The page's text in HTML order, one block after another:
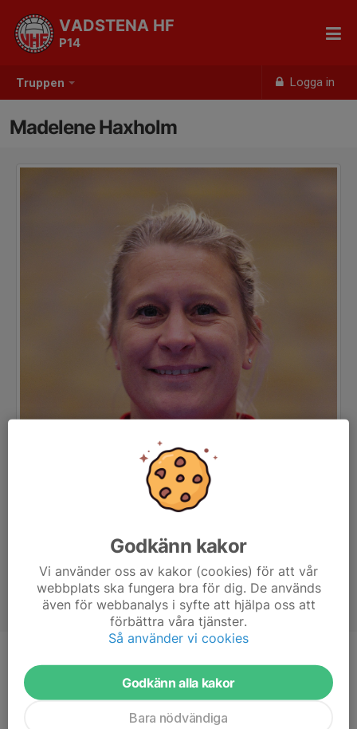
Truppen Logga in
VADSTENA HF
P14
Madelene Haxholm
Titel
Ålder
40 år
Godkänn kakor
Vi använder oss av kakor (cookies) för att vår
webbplats ska fungera bra för dig. De används
även för webbanalys i syfte att hjälpa oss att
förbättra våra tjänster.
Så använder vi cookies
Godkänn alla kakor
Bara nödvändiga